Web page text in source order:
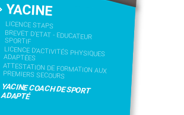
YACINE
LICENCE STAPS
BREVET D'ETAT - EDUCATEUR
SPORTIF
LICENCE D’ACTIVITÉS PHYSIQUES
ADAPTÉES
ATTESTATION DE FORMATION AUX
PREMIERS SECOURS
YACINE COACH DE SPORT
ADAPTÉ